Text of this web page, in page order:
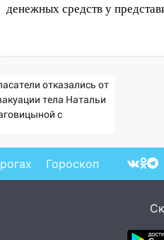
денежных средств у
отказались от
тела Натальи
с
Гороскоп